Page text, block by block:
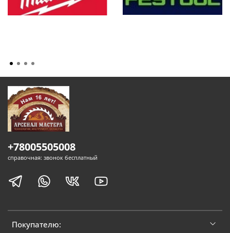
Покупателю:
+78005505008
справочная: звонок бесплатный